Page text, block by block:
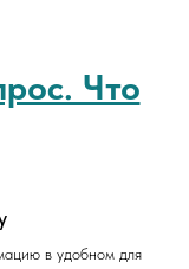
Что
в удобном для